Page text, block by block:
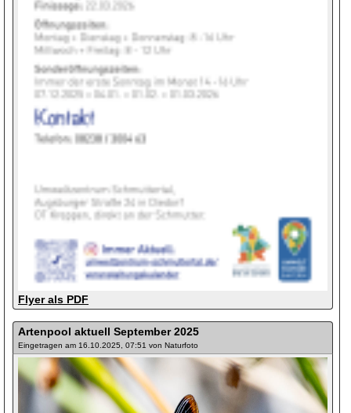
Flyer als PDF
Artenpool aktuell September 2025
Eingetragen am 16.10.2025, 07:51 von Naturfoto